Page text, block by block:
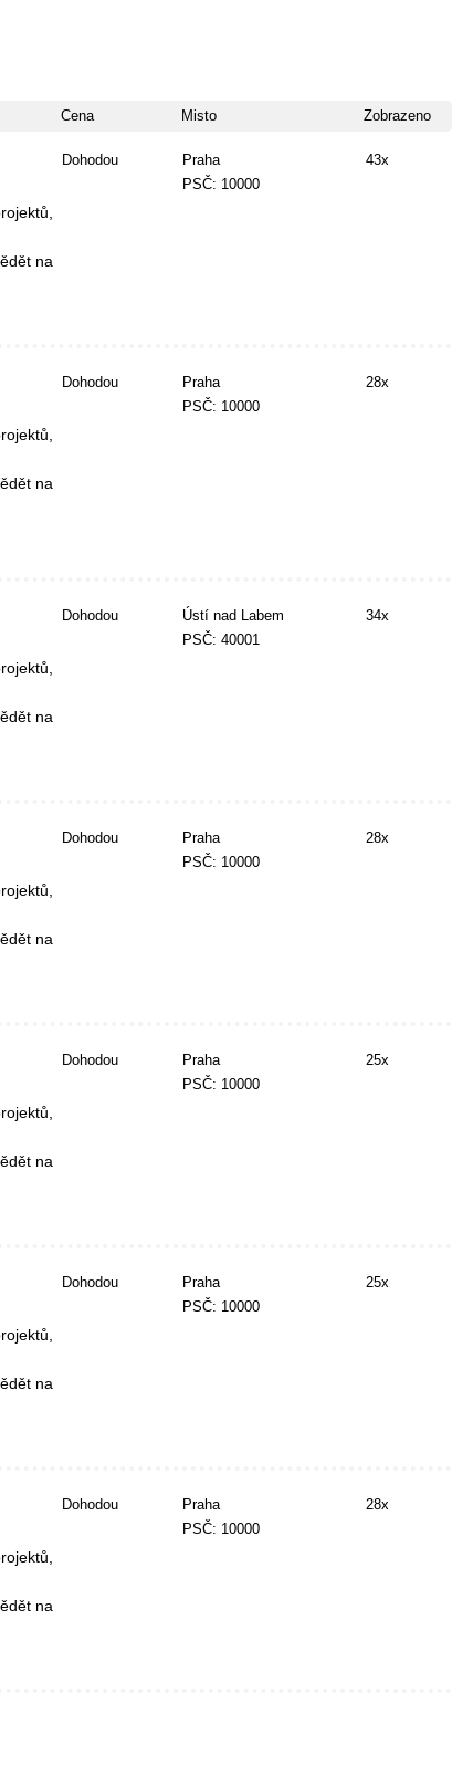
Cena Misto Zobrazeno
na
Dohodou
Praha
PSČ: 10000
43x
na
Dohodou
Praha
PSČ: 10000
28x
na
Dohodou
Ústí nad Labem
PSČ: 40001
34x
na
Dohodou
Praha
PSČ: 10000
28x
na
Dohodou
Praha
PSČ: 10000
25x
na
Dohodou
Praha
PSČ: 10000
25x
na
Dohodou
Praha
PSČ: 10000
28x